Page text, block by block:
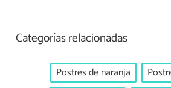
Categorías relacionadas
Postres de naranja